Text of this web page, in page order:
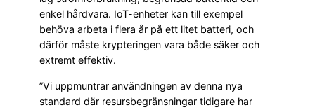
enkel hårdvara. IoT-enheter kan till exempel
behöva arbeta i flera år på ett litet batteri, och
därför måste krypteringen vara både säker och
extremt effektiv.
”Vi uppmuntrar användningen av denna nya
standard där resursbegränsningar tidigare har